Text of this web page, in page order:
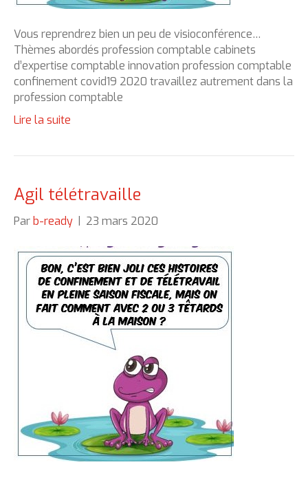
Vous reprendrez bien un peu de visioconférence…
Thèmes abordés profession comptable cabinets
d’expertise comptable innovation profession comptable
confinement covid19 2020 travaillez autrement dans la
profession comptable
Lire la suite
Agil télétravaille
Par b-ready 23 mars 2020